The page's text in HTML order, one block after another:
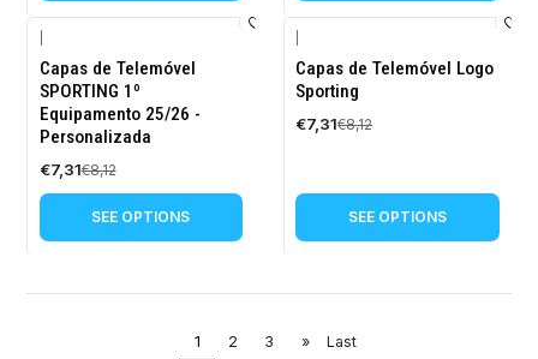
-10%
OFF
Capas de Telemóvel
SPORTING 1º
Equipamento 25/26 -
Personalizada
€7,31€8,12
SEE OPTIONS
-10%
OFF
Capas de Telemóvel Logo
Sporting
€7,31€8,12
SEE OPTIONS
1 2 3 » Last